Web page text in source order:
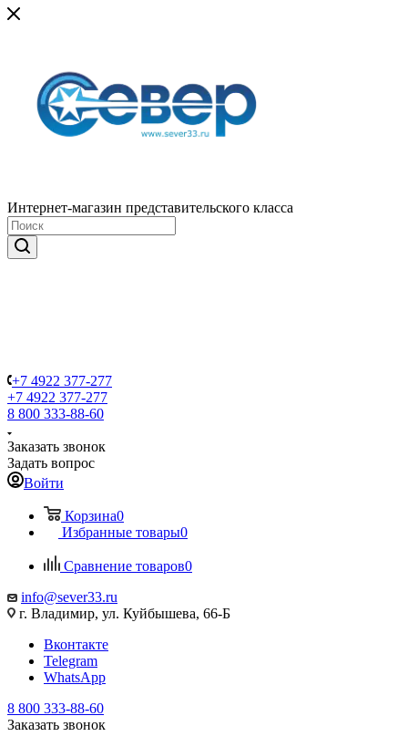
Интернет-магазин представительского класса
+7 4922 377-277
+7 4922 377-277
8 800 333-88-60
Заказать звонок
Задать вопрос
Войти
Корзина0
Избранные товары0
Сравнение товаров0
info@sever33.ru
г. Владимир, ул. Куйбышева, 66-Б
Вконтакте
Telegram
WhatsApp
8 800 333-88-60
Заказать звонок